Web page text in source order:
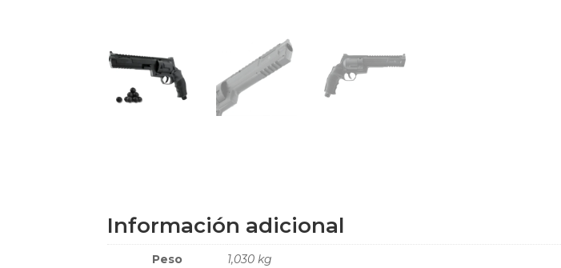
Información adicional
Peso 1,030 kg